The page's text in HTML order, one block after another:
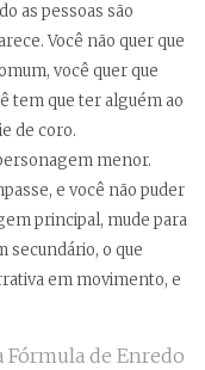
as pessoas são
Você não quer que
você quer que
tem que ter alguém ao
de coro.
menor.
e você não puder
principal, mude para
secundário, o que
em movimento, e
Fórmula de Enredo